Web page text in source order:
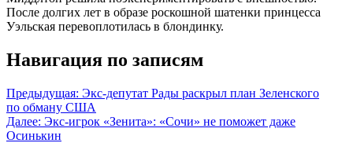
После долгих лет в образе роскошной шатенки принцесса
Уэльская перевоплотилась в блондинку.
Навигация по записям
Предыдущая: Экс-депутат Рады раскрыл план Зеленского
по обману США
Далее: Экс-игрок «Зенита»: «Сочи» не поможет даже
Осинькин